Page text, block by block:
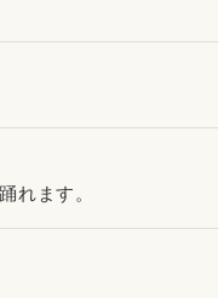
れます。